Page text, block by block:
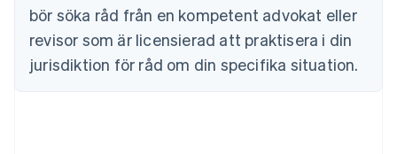
bör söka råd från en kompetent advokat eller
revisor som är licensierad att praktisera i din
jurisdiktion för råd om din specifika situation.
Finland
Frankrike
FrançaisEnglish